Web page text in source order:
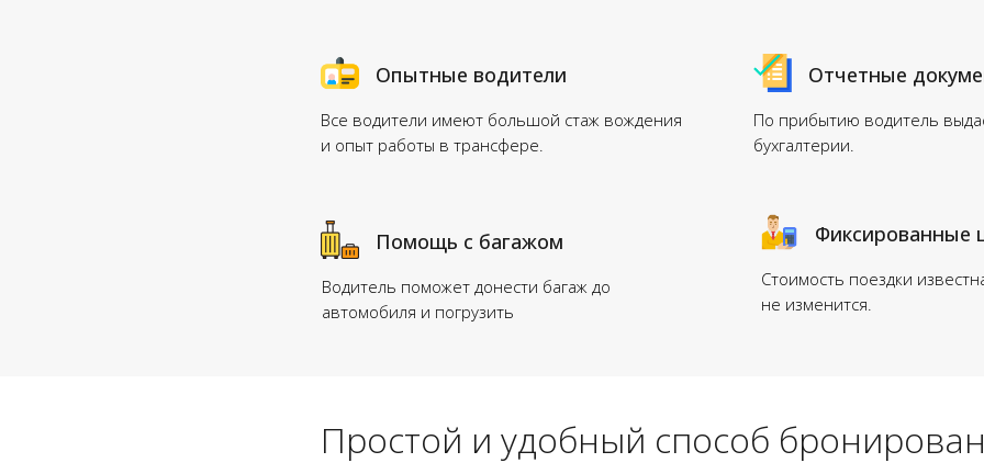
Водитель поможет донести багаж до
автомобиля и погрузить
Помощь с багажом
Все водители имеют большой стаж вождения
и опыт работы в трансфере.
По прибытию водитель
бухгалтерии.
Стоимость поездки
не изменится.
Опытные водители Отчетные
Фиксированные
Простой и удобный способ